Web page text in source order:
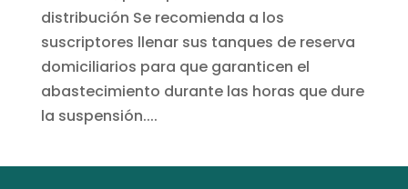
distribución Se recomienda a los
suscriptores llenar sus tanques de reserva
domiciliarios para que garanticen el
abastecimiento durante las horas que dure
la suspensión....